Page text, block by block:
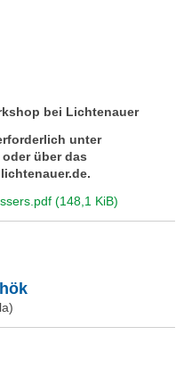
bei Lichtenauer
unter
über das
(148,1 KiB)